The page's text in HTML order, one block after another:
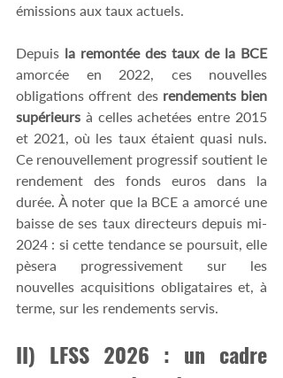
émissions aux taux actuels.
Depuis la remontée des taux de la BCE
amorcée en 2022, ces nouvelles
obligations offrent des rendements bien
supérieurs à celles achetées entre 2015
et 2021, où les taux étaient quasi nuls.
Ce renouvellement progressif soutient le
rendement des fonds euros dans la
durée. À noter que la BCE a amorcé une
baisse de ses taux directeurs depuis mi-
2024 : si cette tendance se poursuit, elle
pèsera progressivement sur les
nouvelles acquisitions obligataires et, à
terme, sur les rendements servis.
II) LFSS 2026 : un cadre